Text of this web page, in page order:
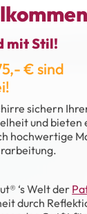
2019. Wir
Der
wichtig.
über den
hin, dass die
(z.B. bei
mit Stil!
€ sind
sichern
und bieten
hochwertige
‘s Welt der
durch